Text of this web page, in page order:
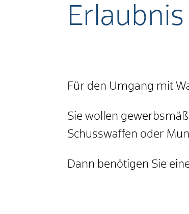
Für den Umgang mit
Sie wollen
Schusswaffen oder
Dann benötigen Sie